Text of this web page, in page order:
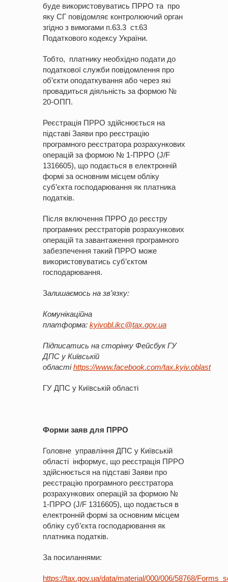
буде використовуватись ПРРО та про
яку СГ повідомляє контролюючий орган
згідно з вимогами п.63.3 ст.63
Податкового кодексу України.
Тобто, платнику необхідно подати до
податкової служби повідомлення про
об’єкти оподаткування або через які
провадиться діяльність за формою №
20-ОПП.
Реєстрація ПРРО здійснюється на
підставі Заяви про реєстрацію
програмного реєстратора розрахункових
операцій за формою № 1-ПРРО (J/F
1316605), що подається в електронній
формі за основним місцем обліку
суб’єкта господарювання як платника
податків.
Після включення ПРРО до реєстру
програмних реєстраторів розрахункових
операцій та завантаження програмного
забезпечення такий ПРРО може
використовуватись суб’єктом
господарювання.
Залишаємось на зв’язку:
Комунікаційна
платформа: kyivobl.ikc@tax.gov.ua
Підписатись на сторінку ФейсбукГУ
ДПС у Київській
областіhttps://www.facebook.com/tax.kyiv.oblast
ГУ ДПС у Київській області
Форми заяв для ПРРО
Головне управління ДПС у Київській
області інформує, що реєстрація ПРРО
здійснюється на підставі Заяви про
реєстрацію програмного реєстратора
розрахункових операцій за формою №
1-ПРРО (J/F 1316605), що подається в
електронній формі за основним місцем
обліку суб’єкта господарювання як
платника податків.
За посиланнями:
https://tax.gov.ua/data/material/000/006/58768/